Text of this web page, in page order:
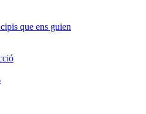
que ens guien